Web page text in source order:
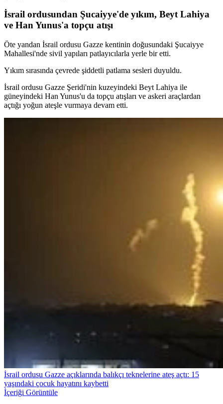
İsrail ordusundan Şucaiyye'de yıkım, Beyt Lahiya
ve Han Yunus'a topçu atışı
Öte yandan İsrail ordusu Gazze kentinin doğusundaki Şucaiyye
Mahallesi'nde sivil yapıları patlayıcılarla yerle bir etti.
Yıkım sırasında çevrede şiddetli patlama sesleri duyuldu.
İsrail ordusu Gazze Şeridi'nin kuzeyindeki Beyt Lahiya ile
güneyindeki Han Yunus'u da topçu atışları ve askeri araçlardan
açtığı yoğun ateşle vurmaya devam etti.
İsrail ordusu Gazze açıklarında balıkçı teknelerine ateş açtı: 15
yaşındaki çocuk hayatını kaybetti
İçeriği Görüntüle